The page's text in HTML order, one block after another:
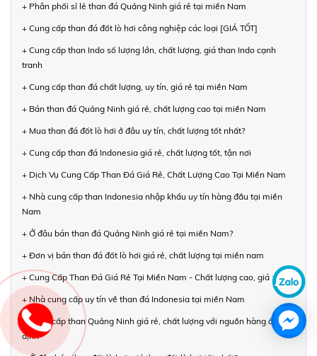
+ Phân phối sỉ lẻ than đá Quảng Ninh giá rẻ tại miền Nam
+ Cung cấp than đá đốt lò hơi công nghiệp các loại [GIÁ TỐT]
+ Cung cấp than Indo số lượng lớn, chất lượng, giá than Indo cạnh
tranh
+ Cung cấp than đá chất lượng, uy tín, giá rẻ tại miền Nam
+ Bán than đá Quảng Ninh giá rẻ, chất lượng cao tại miền Nam
+ Mua than đá đốt lò hơi ở đâu uy tín, chất lượng tốt nhất?
+ Cung cấp than đá Indonesia giá rẻ, chất lượng tốt, tận nơi
+ Dịch Vụ Cung Cấp Than Đá Giá Rẻ, Chất Lượng Cao Tại Miền Nam
+ Nhà cung cấp than Indonesia nhập khẩu uy tín hàng đầu tại miền
Nam
+ Ở đâu bán than đá Quảng Ninh giá rẻ tại miền Nam?
+ Đơn vị bán than đá đốt lò hơi giá rẻ, chất lượng tại miền nam
+ Cung Cấp Than Đá Giá Rẻ Tại Miền Nam - Chất lượng cao, giá rẻ
+ Nhà cung cấp uy tín về than đá Indonesia tại miền Nam
+ Cung cấp than Quảng Ninh giá rẻ, chất lượng với nguồn hàng ổn
định